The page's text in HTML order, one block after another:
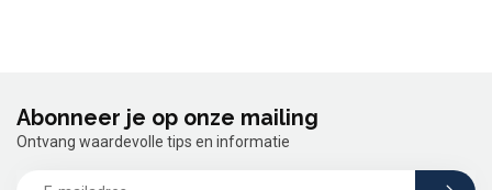
Abonneer je op onze mailing
Ontvang waardevolle tips en informatie